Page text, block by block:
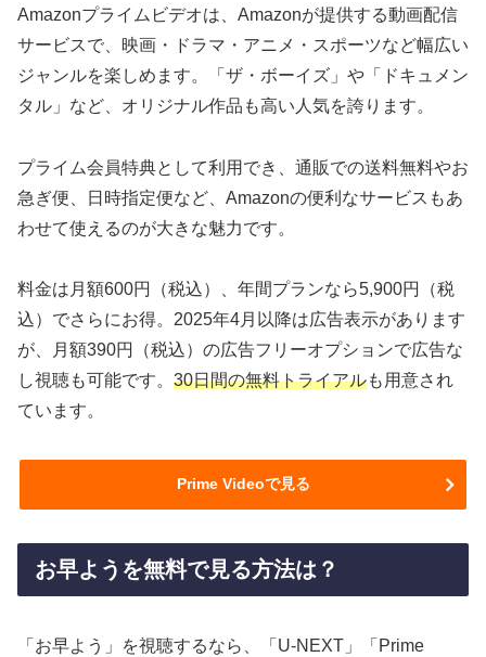
Amazonプライムビデオは、Amazonが提供する動画配信
サービスで、映画・ドラマ・アニメ・スポーツなど幅広い
ジャンルを楽しめます。「ザ・ボーイズ」や「ドキュメン
タル」など、オリジナル作品も高い人気を誇ります。
プライム会員特典として利用でき、通販での送料無料やお
急ぎ便、日時指定便など、Amazonの便利なサービスもあ
わせて使えるのが大きな魅力です。
料金は月額600円（税込）、年間プランなら5,900円（税
込）でさらにお得。2025年4月以降は広告表示があります
が、月額390円（税込）の広告フリーオプションで広告な
し視聴も可能です。 30日間の無料トライアルも用意され
ています。
Prime Videoで見る
お早ようを無料で見る方法は？
「お早よう」を視聴するなら、「U-NEXT」「Prime